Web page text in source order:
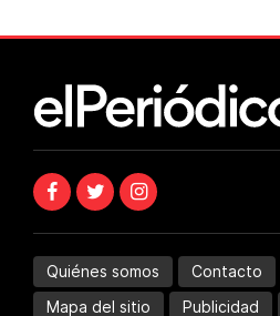
Quiénes somos Contacto
Mapa del sitio
Publicidad